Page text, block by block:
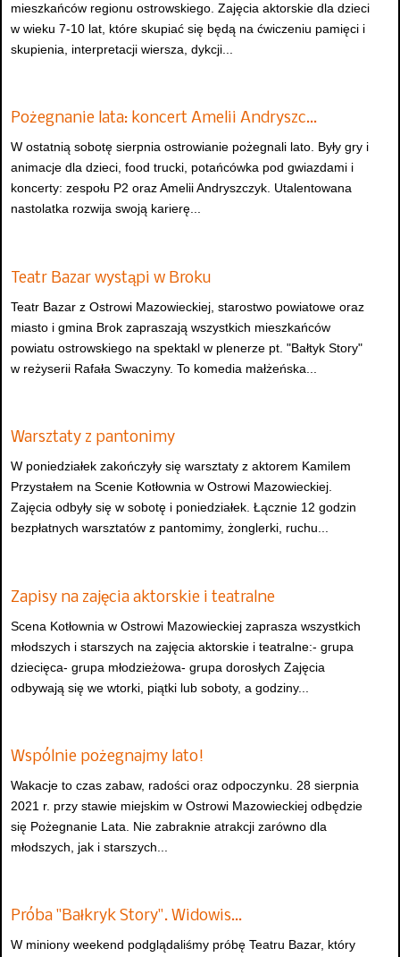
mieszkańców regionu ostrowskiego. Zajęcia aktorskie dla dzieci
w wieku 7-10 lat, które skupiać się będą na ćwiczeniu pamięci i
skupienia, interpretacji wiersza, dykcji...
Pożegnanie lata: koncert Amelii Andryszc…
W ostatnią sobotę sierpnia ostrowianie pożegnali lato. Były gry i
animacje dla dzieci, food trucki, potańcówka pod gwiazdami i
koncerty: zespołu P2 oraz Amelii Andryszczyk. Utalentowana
nastolatka rozwija swoją karierę...
Teatr Bazar wystąpi w Broku
Teatr Bazar z Ostrowi Mazowieckiej, starostwo powiatowe oraz
miasto i gmina Brok zapraszają wszystkich mieszkańców
powiatu ostrowskiego na spektakl w plenerze pt. "Bałtyk Story"
w reżyserii Rafała Swaczyny. To komedia małżeńska...
Warsztaty z pantonimy
W poniedziałek zakończyły się warsztaty z aktorem Kamilem
Przystałem na Scenie Kotłownia w Ostrowi Mazowieckiej.
Zajęcia odbyły się w sobotę i poniedziałek. Łącznie 12 godzin
bezpłatnych warsztatów z pantomimy, żonglerki, ruchu...
Zapisy na zajęcia aktorskie i teatralne
Scena Kotłownia w Ostrowi Mazowieckiej zaprasza wszystkich
młodszych i starszych na zajęcia aktorskie i teatralne:- grupa
dziecięca- grupa młodzieżowa- grupa dorosłych Zajęcia
odbywają się we wtorki, piątki lub soboty, a godziny...
Wspólnie pożegnajmy lato!
Wakacje to czas zabaw, radości oraz odpoczynku. 28 sierpnia
2021 r. przy stawie miejskim w Ostrowi Mazowieckiej odbędzie
się Pożegnanie Lata. Nie zabraknie atrakcji zarówno dla
młodszych, jak i starszych...
Próba "Bałkryk Story". Widowis…
W miniony weekend podglądaliśmy próbę Teatru Bazar, który